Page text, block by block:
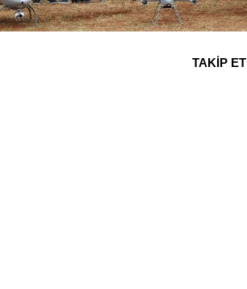
TAKİP ET